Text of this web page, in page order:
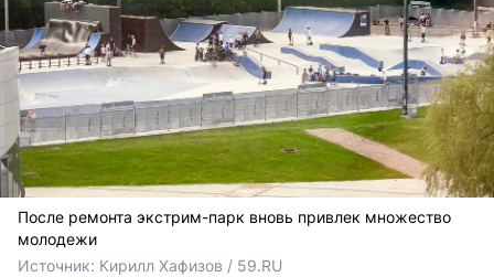
После ремонта экстрим-парк вновь привлек множество
молодежи
Источник: Кирилл Хафизов / 59.RU